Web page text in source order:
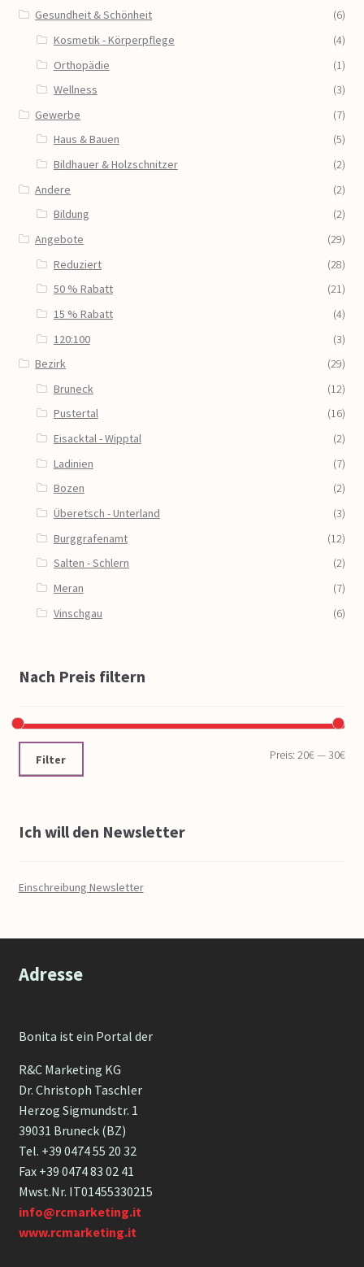
Gesundheit & Schönheit
(6)
Kosmetik - Körperpflege
(4)
Orthopädie
(1)
Wellness
(3)
Gewerbe
(7)
Haus & Bauen
(5)
Bildhauer & Holzschnitzer
(2)
Andere
(2)
Bildung
(2)
Angebote
(29)
Reduziert
(28)
50 % Rabatt
(21)
15 % Rabatt
(4)
120:100
(3)
Bezirk
(29)
Bruneck
(12)
Pustertal
(16)
Eisacktal - Wipptal
(2)
Ladinien
(7)
Bozen
(2)
Überetsch - Unterland
(3)
Burggrafenamt
(12)
Salten - Schlern
(2)
Meran
(7)
Vinschgau
(6)
Nach Preis filtern
Filter Preis:20€—30€
Ich will den Newsletter
Einschreibung Newsletter
Adresse
Bonita ist ein Portal der
R&C Marketing KG
Dr. Christoph Taschler
Herzog Sigmundstr. 1
39031 Bruneck (BZ)
Tel. +39 0474 55 20 32
Fax +39 0474 83 02 41
Mwst.Nr. IT01455330215
info@rcmarketing.it
www.rcmarketing.it